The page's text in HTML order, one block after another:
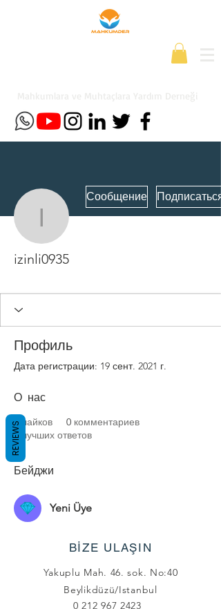
izinli0935
Сообщение Подписаться
izinli0935
Профиль
Дата регистрации: 19 сент. 2021 г.
О нас
0 лайков 0 комментариев
0 лучших ответов
Бейджи
Yeni Üye
BİZE ULAŞIN
Yakuplu Mah. 46. sok. No:40
Beylikdüzü/Istanbul
0 212 967 2423
REVIEWS